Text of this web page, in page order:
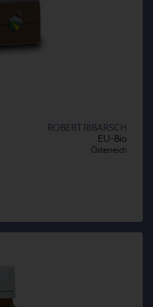
ROBERT RIBARSCH
EU-Bio
Österreich